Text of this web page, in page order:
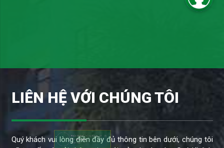
LIÊN HỆ VỚI CHÚNG TÔI
Quý khách vui lòng điền đầy đủ thông tin bên dưới, chúng tôi
Hoài Anhở Trảng Bàng đặt lịch
xemNhà phố